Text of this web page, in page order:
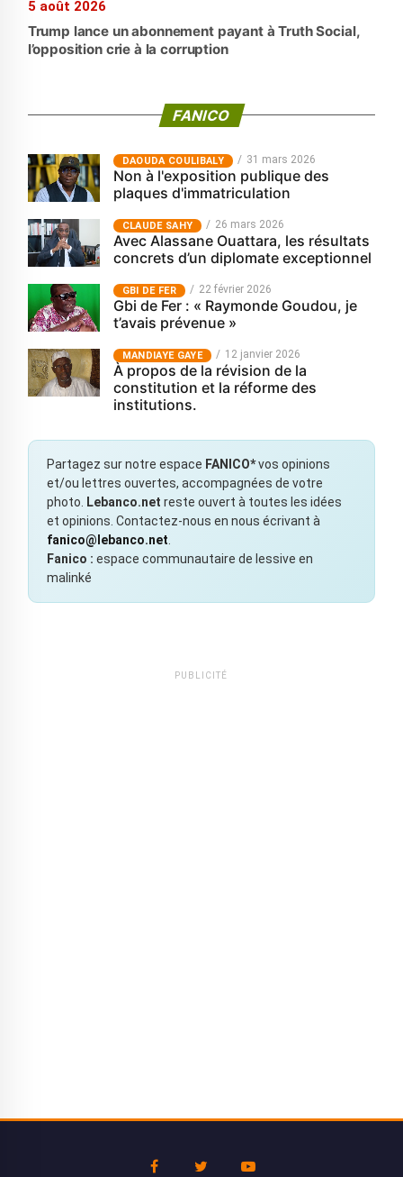
5 août 2026
Trump lance un abonnement payant à Truth Social,
l’opposition crie à la corruption
FANICO
‎DAOUDA COULIBALY 31 mars 2026
Non à l'exposition publique des
plaques d'immatriculation
CLAUDE SAHY 26 mars 2026
Avec Alassane Ouattara, les résultats
concrets d’un diplomate exceptionnel
GBI DE FER 22 février 2026
Gbi de Fer : « Raymonde Goudou, je
t’avais prévenue »
MANDIAYE GAYE 12 janvier 2026
À propos de la révision de la
constitution et la réforme des
institutions.
Partagez sur notre espace FANICO*vos opinions
et/ou lettres ouvertes, accompagnées de votre
photo.
Lebanco.net reste ouvert à toutes les idées
et opinions. Contactez-nous en nous écrivant à
fanico@lebanco.net
Fanico : espace communautaire de lessive en
malinké
PUBLICITÉ